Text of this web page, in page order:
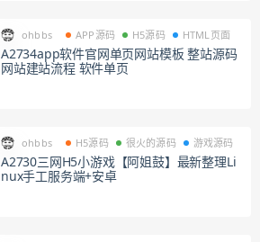
ohbbs APP源码 H5源码 HTML页面
A2734app软件官网单页网站模板 整站源码
网站建站流程 软件单页
ohbbs H5源码 很火的源码 游戏源码
A2730三网H5小游戏【阿姐鼓】最新整理Li
nux手工服务端+安卓